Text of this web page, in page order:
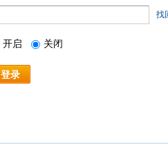
找
开启 关闭
登录